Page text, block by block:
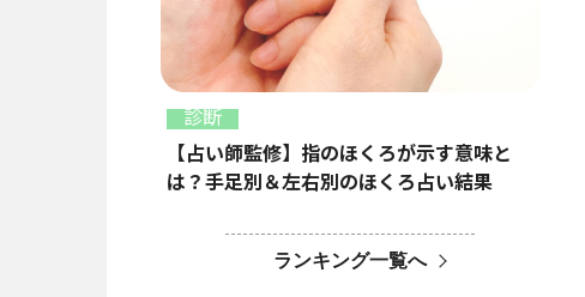
診断
【占い師監修】指のほくろが示す意味と
は？手足別＆左右別のほくろ占い結果
ランキング一覧へ